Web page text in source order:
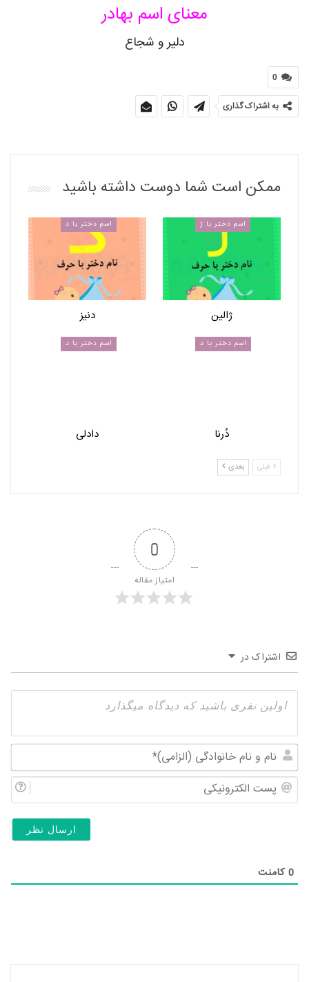
معنای اسم بهادر
دلیر و شجاع
0
به اشتراک گذاری
ممکن است شما دوست داشته باشید
اسم دختر با ژ
ژالین
اسم دختر با د
دنیز
اسم دختر با د
دُرنا
اسم دختر با د
دادلی
قبلی بعدی
0
امتیاز مقاله
اشتراک در
و
0 کامنت